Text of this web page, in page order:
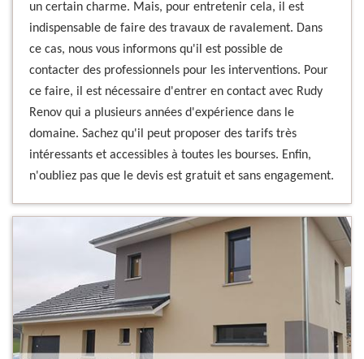
un certain charme. Mais, pour entretenir cela, il est
indispensable de faire des travaux de ravalement. Dans
ce cas, nous vous informons qu'il est possible de
contacter des professionnels pour les interventions. Pour
ce faire, il est nécessaire d'entrer en contact avec Rudy
Renov qui a plusieurs années d'expérience dans le
domaine. Sachez qu'il peut proposer des tarifs très
intéressants et accessibles à toutes les bourses. Enfin,
n'oubliez pas que le devis est gratuit et sans engagement.